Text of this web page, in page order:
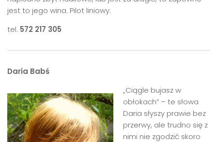
jest to jego wina. Pilot liniowy.
tel. 572 217 305
Daria Babś
„Ciągle bujasz w
obłokach” – te słowa
Daria słyszy prawie bez
przerwy, ale trudno się z
nimi nie zgodzić skoro